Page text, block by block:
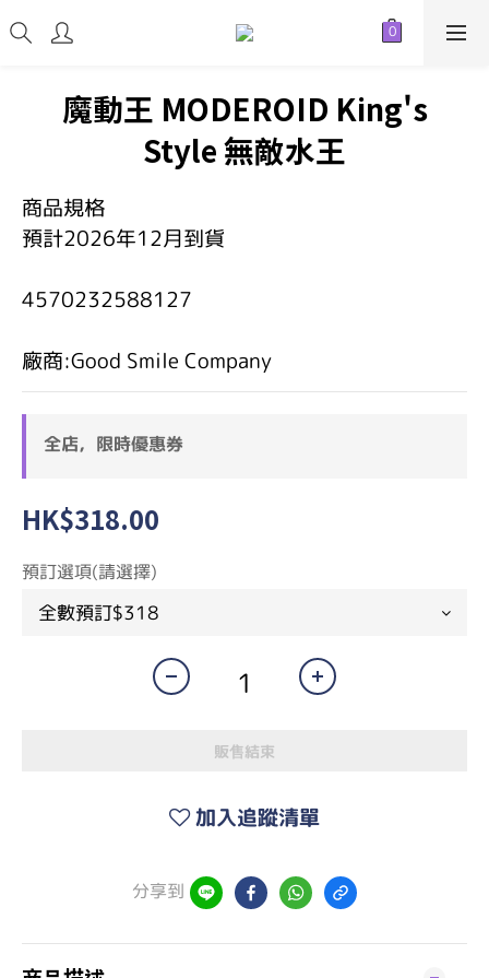
魔動王 MODEROID King's
Style 無敵水王
商品規格
預計2026年12月到貨
4570232588127
廠商:Good Smile Company
全店，限時優惠券
HK$318.00
預訂選項(請選擇)
販售結束
加入追蹤清單
分享到